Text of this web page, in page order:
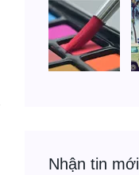
Nhận tin mới